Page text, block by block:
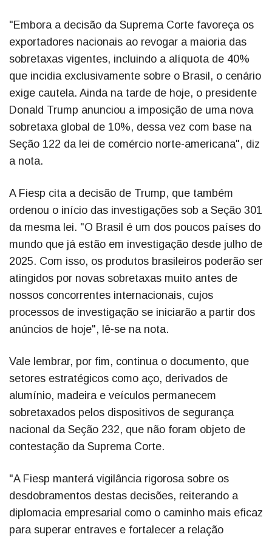
"Embora a decisão da Suprema Corte favoreça os
exportadores nacionais ao revogar a maioria das
sobretaxas vigentes, incluindo a alíquota de 40%
que incidia exclusivamente sobre o Brasil, o cenário
exige cautela. Ainda na tarde de hoje, o presidente
Donald Trump anunciou a imposição de uma nova
sobretaxa global de 10%, dessa vez com base na
Seção 122 da lei de comércio norte-americana", diz
a nota.
A Fiesp cita a decisão de Trump, que também
ordenou o início das investigações sob a Seção 301
da mesma lei. "O Brasil é um dos poucos países do
mundo que já estão em investigação desde julho de
2025. Com isso, os produtos brasileiros poderão ser
atingidos por novas sobretaxas muito antes de
nossos concorrentes internacionais, cujos
processos de investigação se iniciarão a partir dos
anúncios de hoje", lê-se na nota.
Vale lembrar, por fim, continua o documento, que
setores estratégicos como aço, derivados de
alumínio, madeira e veículos permanecem
sobretaxados pelos dispositivos de segurança
nacional da Seção 232, que não foram objeto de
contestação da Suprema Corte.
"A Fiesp manterá vigilância rigorosa sobre os
desdobramentos destas decisões, reiterando a
diplomacia empresarial como o caminho mais eficaz
para superar entraves e fortalecer a relação